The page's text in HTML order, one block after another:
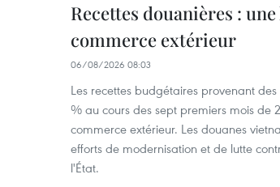
Recettes douanières : une
commerce extérieur
06/08/2026 08:03
Les recettes budgétaires provenant
% au cours des sept premiers mois de
commerce extérieur. Les douanes
efforts de modernisation et de lutte
l'État.